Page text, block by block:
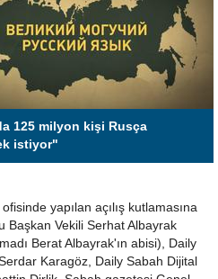
125 milyon kişi Rusça
istiyor"
yapılan açılış kutlamasına
Başkan Vekili Serhat Albayrak
Berat Albayrak'ın abisi), Daily
Karagöz, Daily Sabah Dijital